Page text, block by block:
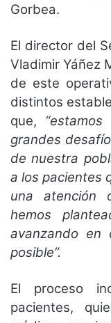
Gorbea.
El director del
Vladimir Yáñez
de este
distintos
que,
grandes
de nuestra
a los pacientes
una atención
hemos
avanzando en
posible”.
El proceso
pacientes,